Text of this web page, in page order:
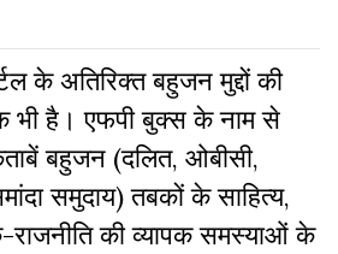
के अतिरिक्‍त बहुजन मुद्दों की
भी है। एफपी बुक्‍स के नाम से
बहुजन (दलित, ओबीसी,
समुदाय) तबकों के साहित्‍य,
राजनीति की व्‍यापक समस्‍याओं के